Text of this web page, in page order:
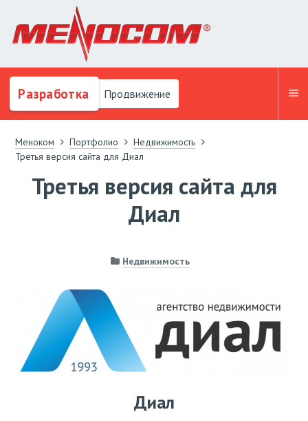
Разработка Продвижение
Меноком Портфолио
Недвижимость
Третья версия сайта для Диал
Третья версия сайта для
Диал
Недвижимость
Диал